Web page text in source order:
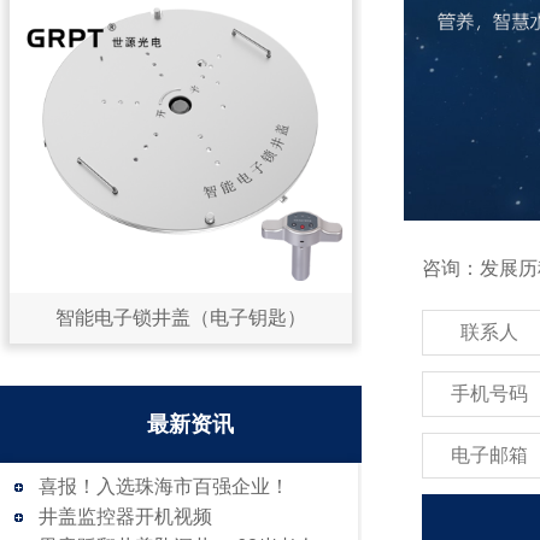
智能电子锁井盖（电子钥匙）
最新资讯
喜报！入选珠海市百强企业！
井盖监控器开机视频
咨询：发展
联系人
手机号码
电子邮箱